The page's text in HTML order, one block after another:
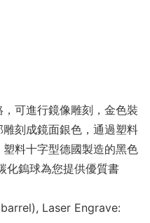
可進行鏡像雕刻，金色裝
刻成鏡面銀色，通過塑料
料十字型德國製造的黑色
化鎢球為您提供優質書
Laser Engrave: